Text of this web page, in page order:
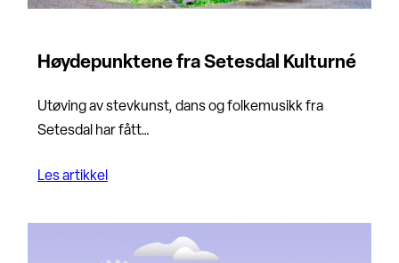
Høydepunktene fra Setesdal Kulturné
Utøving av stevkunst, dans og folkemusikk fra
Setesdal har fått…
Les artikkel